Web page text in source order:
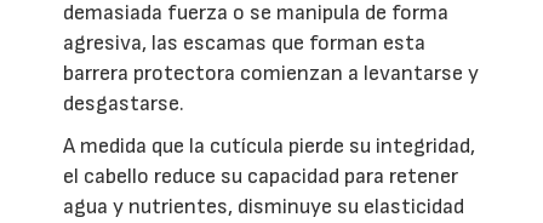
demasiada fuerza o se manipula de forma
agresiva, las escamas que forman esta
barrera protectora comienzan a levantarse y
desgastarse.
A medida que la cutícula pierde su integridad,
el cabello reduce su capacidad para retener
agua y nutrientes, disminuye su elasticidad